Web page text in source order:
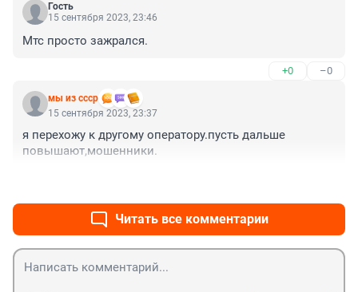
Гость
15 сентября 2023, 23:46
Мтс просто зажрался.
+0 –0
мы из ссср
15 сентября 2023, 23:37
я перехожу к другому оператору.пусть дальше
повышают,мошенники.
Читать все комментарии